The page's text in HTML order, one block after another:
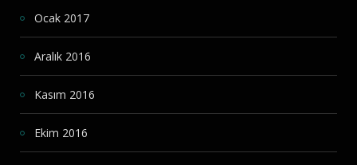
Ocak 2017
Aralık 2016
Kasım 2016
Ekim 2016